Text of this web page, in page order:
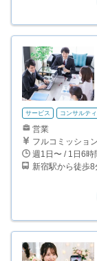
サービス コンサルテ
営業
週1日〜 / 1日6時
新宿駅から徒歩8